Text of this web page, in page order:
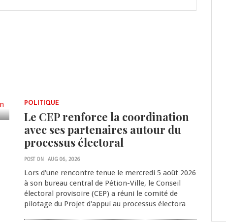
POLITIQUE
Le CEP renforce la coordination
avec ses partenaires autour du
processus électoral
POST ON AUG 06, 2026
Lors d'une rencontre tenue le mercredi 5 août 2026
à son bureau central de Pétion-Ville, le Conseil
électoral provisoire (CEP) a réuni le comité de
pilotage du Projet d'appui au processus électora